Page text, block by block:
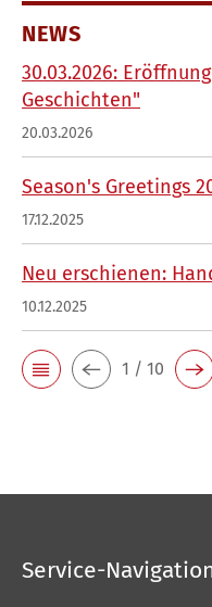
NEWS
30.03.2026:
Geschichten"
20.03.2026
Season's Greetings
17.12.2025
Neu erschienen:
10.12.2025
1 / 10
Service-